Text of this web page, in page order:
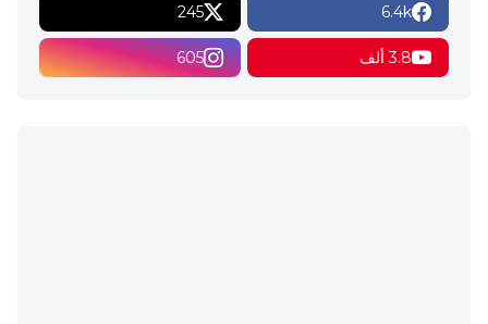
6.4k
245
3.8 ألف 605